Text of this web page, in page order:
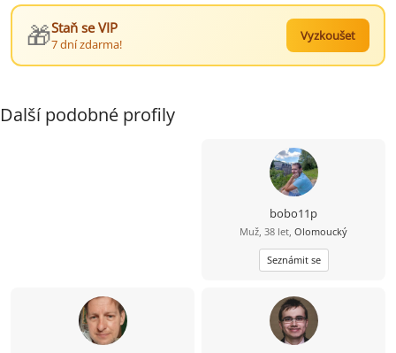
🎁Staň se VIP
7 dní zdarma!
Vyzkoušet
Další podobné profily
bobo11p
Muž, 38 let, Olomoucký
Seznámit se